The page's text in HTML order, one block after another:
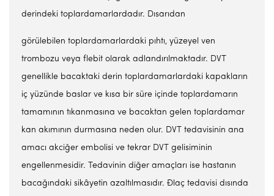
derindeki toplardamarlardadır. Dısarıdan
görülebilen toplardamarlardaki pıhtı, yüzeyel ven
trombozu veya flebit olarak adlandırılmaktadır. DVT
genellikle bacaktaki derin toplardamarlardaki kapakların
iç yüzünde baslar ve kısa bir süre içinde toplardamarın
tamamının tıkanmasına ve bacaktan gelen toplardamar
kan akımının durmasına neden olur. DVT tedavisinin ana
amacı akciğer embolisi ve tekrar DVT gelisiminin
engellenmesidir. Tedavinin diğer amaçları ise hastanın
bacağındaki sikâyetin azaltılmasıdır. Đlaç tedavisi dısında